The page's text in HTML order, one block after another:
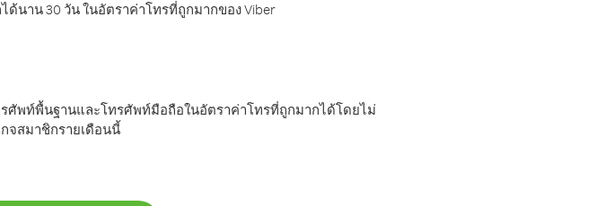
นาน 30 วัน ในอัตราค่าโทรที่ถูกมากของ Viber
ศัพท์พื้นฐานและโทรศัพท์มือถือในอัตราค่าโทรที่ถูกมากได้โดยไม่
จสมาชิกรายเดือนนี้